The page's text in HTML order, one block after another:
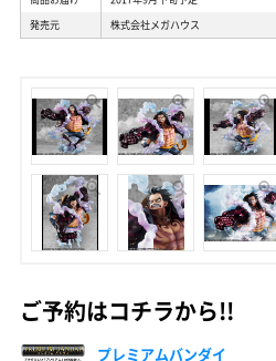
発売元
株式会社メガハウス
ご予約はコチラから!!
プレミアムバンダイ